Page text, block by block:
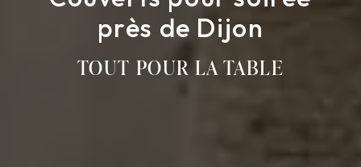
près de Dijon
TOUT POUR LA TABLE